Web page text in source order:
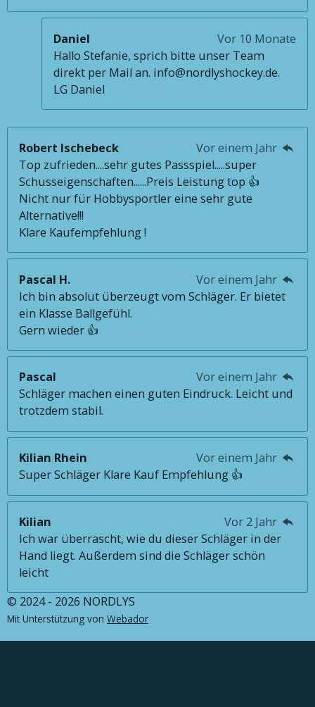
Daniel
Vor 10 Monate
Hallo Stefanie, sprich bitte unser Team
direkt per Mail an. info@nordlyshockey.de.
LG Daniel
Robert Ischebeck
Vor einem Jahr
Top zufrieden....sehr gutes Passspiel.....super
Schusseigenschaften......Preis Leistung top 👍
Nicht nur für Hobbysportler eine sehr gute
Alternative!!!
Klare Kaufempfehlung !
Pascal H.
Vor einem Jahr
Ich bin absolut überzeugt vom Schläger. Er bietet
ein Klasse Ballgefühl.
Gern wieder 👍
Pascal
Vor einem Jahr
Schläger machen einen guten Eindruck. Leicht und
trotzdem stabil.
Kilian Rhein
Vor einem Jahr
Super Schläger Klare Kauf Empfehlung 👍
Kilian
Vor 2 Jahr
Ich war überrascht, wie du dieser Schläger in der
Hand liegt. Außerdem sind die Schläger schön
leicht
© 2024 - 2026 NORDLYS
Mit Unterstützung von Webador